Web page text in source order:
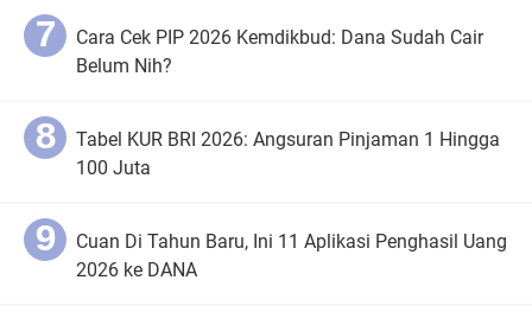
Cara Cek PIP 2026 Kemdikbud: Dana Sudah Cair
Belum Nih?
Tabel KUR BRI 2026: Angsuran Pinjaman 1 Hingga
100 Juta
Cuan Di Tahun Baru, Ini 11 Aplikasi Penghasil Uang
2026 ke DANA